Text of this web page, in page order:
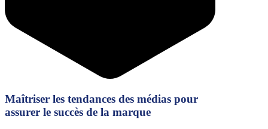
Maîtriser les tendances des médias pour
assurer le succès de la marque